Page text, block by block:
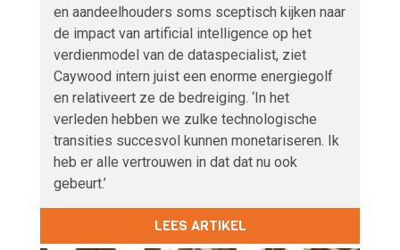
en aandeelhouders soms sceptisch kijken naar
de impact van artificial intelligence op het
verdienmodel van de dataspecialist, ziet
Caywood intern juist een enorme energiegolf
en relativeert ze de bedreiging. ‘In het
verleden hebben we zulke technologische
transities succesvol kunnen monetariseren. Ik
heb er alle vertrouwen in dat dat nu ook
gebeurt.’
LEES ARTIKEL